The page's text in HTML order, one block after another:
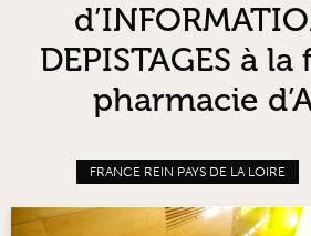
DEPISTAGES à
pharmacie
FRANCE REIN PAYS DE LA LOIRE